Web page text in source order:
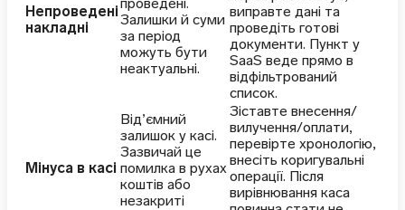
Непроведені
накладні
Залишки й суми
за період
можуть бути
неактуальні.
виправте дані та
проведіть готові
документи. Пункт у
SaaS веде прямо в
відфільтрований
список.
Мінуса в касі
Від’ємний
залишок у касі.
Зазвичай це
помилка в рухах
коштів або
незакриті
Зіставте внесення/
вилучення/оплати,
перевірте хронологію,
внесіть коригувальні
операції. Після
вирівнювання каса